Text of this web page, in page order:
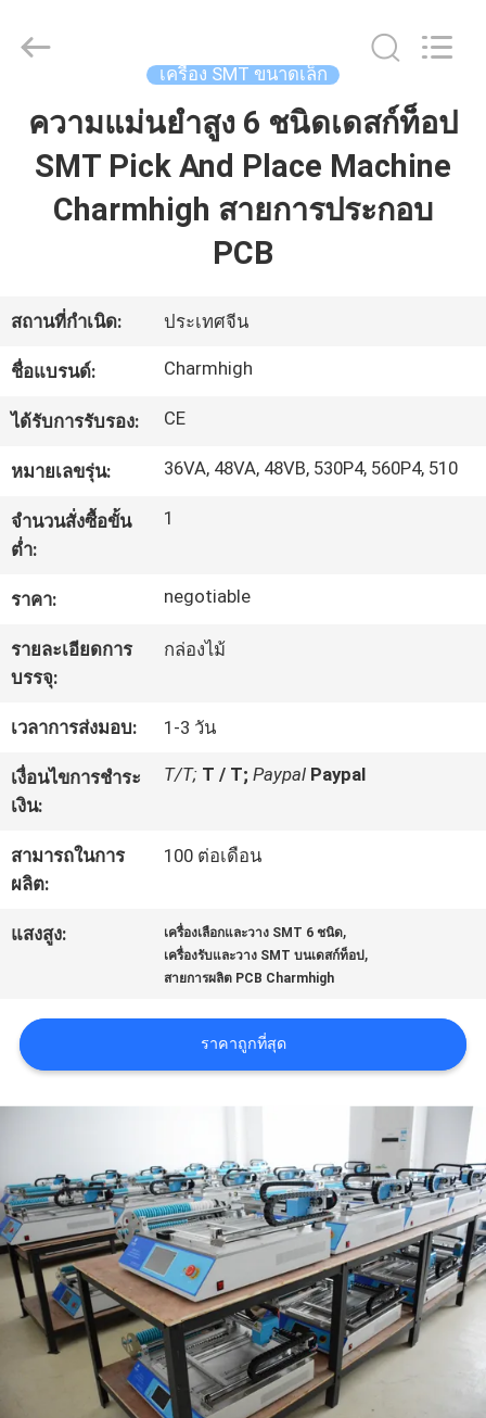
บ้าน
สินค้า
เกี่ยว
กับ
เรา
ทัวร์
โรงงาน
การ
ควบคุม
คุณภาพ
ติดต่อ
SHOPPING
ON
แผนผัง
เว็บไซต์
นโยบาย
2026
CHARMHIGH
Rights
Reserved.
เครื่อง SMT ขนาดเล็ก
ความแม่นยำสูง 6 ชนิดเดสก์ท็อป
SMT Pick And Place Machine
Charmhigh สายการประกอบ
PCB
สถานที่กำเนิด: ประเทศจีน
ชื่อแบรนด์: Charmhigh
ได้รับการรับรอง: CE
หมายเลขรุ่น: 36VA, 48VA, 48VB, 530P4, 560P4, 510
จำนวนสั่งซื้อขั้น
ต่ำ:
1
ราคา: negotiable
รายละเอียดการ
บรรจุ:
กล่องไม้
เวลาการส่งมอบ: 1-3 วัน
เงื่อนไขการชำระ
เงิน:
T/T; T / T; Paypal Paypal
สามารถในการ
ผลิต:
100 ต่อเดือน
แสงสูง: เครื่องเลือกและวาง SMT 6 ชนิด,
เครื่องรับและวาง SMT บนเดสก์ท็อป ,
สายการผลิต PCB Charmhigh
ราคาถูกที่สุด